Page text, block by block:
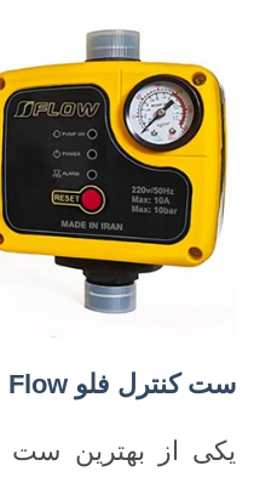
ست کنترل فلو
یکی از بهترین